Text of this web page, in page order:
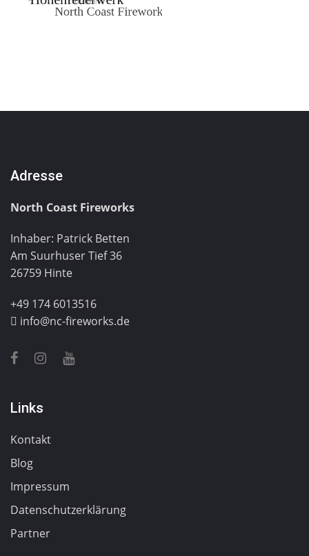
Adresse
North Coast Fireworks
Inhaber: Patrick Betten
Am Suurhuser Tief 36
26759 Hinte
+49 174 6013516
info@nc-fireworks.de
Links
Kontakt
Blog
Impressum
Datenschutzerklärung
Partner